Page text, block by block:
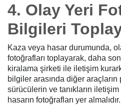
4. Olay Yeri
Bilgileri
Kaza veya hasar durumunda,
fotoğrafları toplayarak, daha
kiralama şirketi ile iletişim
bilgiler arasında diğer araçların
sürücülerin ve tanıkların
hasarın fotoğrafları yer almalıdır.